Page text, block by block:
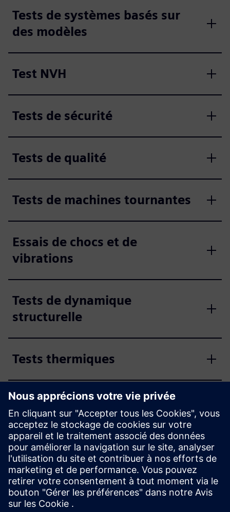
Tests de systèmes basés sur
des modèles
Test NVH
Tests de sécurité
Tests de qualité
Tests de machines tournantes
Essais de chocs et de
vibrations
Tests de dynamique
structurelle
Tests thermiques
Analyse de chemins de
transfert
Gestion et analyse des
données de test